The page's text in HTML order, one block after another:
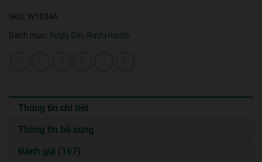
SKU: W18346
Danh mục: Rượu Gin, Rượu mạnh
Thông tin chi tiết
Thông tin bổ sung
Đánh giá (167)